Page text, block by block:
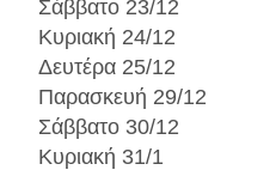
Σάββατο 23/12
Κυριακή 24/12
Δευτέρα 25/12
Παρασκευή 29/12
Σάββατο 30/12
Κυριακή 31/1